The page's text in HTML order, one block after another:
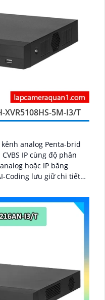
XVR5108HS-5M-I3/T
kênh analog Penta-brid
IP cùng độ phân
hoặc IP băng
Coding lưu giữ chi tiết